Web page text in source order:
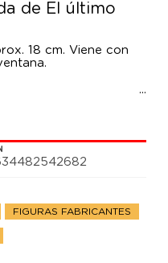
de El último
18 cm. Viene con
FIGURAS FABRICANTES